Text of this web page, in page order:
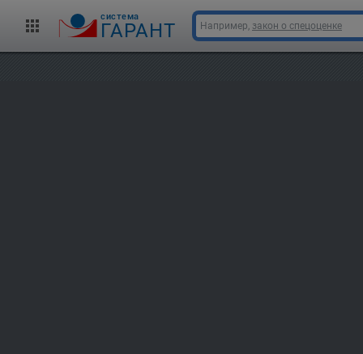
cистема
ГАРАНТ Например, закон о спецоценке